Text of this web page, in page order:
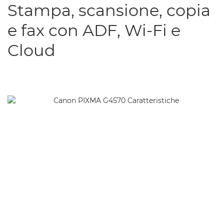
Stampa, scansione, copia
e fax con ADF, Wi-Fi e
Cloud